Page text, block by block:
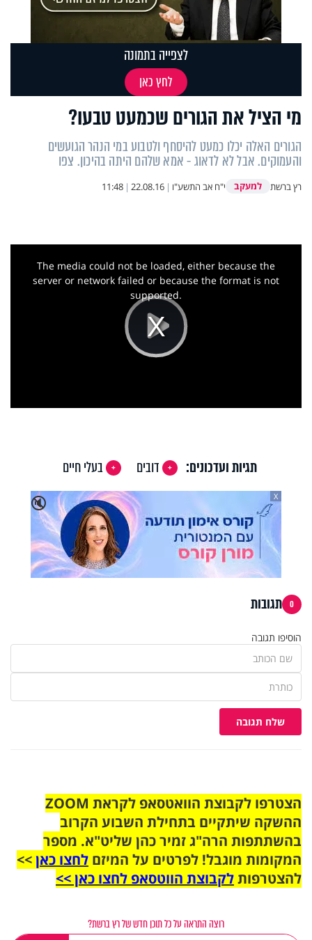
מי הציל את הגורים שכמעט טבעו?
הגורים האלה יכלו כמעט להיסחף ולטבוע במי הנהר הגועשים
והעמוקים. אבל לא לדאוג - אמא שלהם היתה בהיכון. צפו
רץ ברשת למעקב י"ח אב התשע"ו |
22.08.16
|
11:48
לצפייה בתמונה
לחץ כאן
Play
The media could not be loaded, either because the
server or network failed or because the format is not
supported.
תגיות ועדכונים: דובים
בעלי חיים
🔇
X
0 תגובות
הוסיפו תגובה
שלח תגובה
הצטרפו לקבוצת הוואטסאפ לקראת ZOOM
ההשקה שיתקיים בתחילת השבוע הקרוב
בהשתתפות הרה"ג זמיר כהן שליט"א. מספר
המקומות מוגבל! לפרטים על המיזם לחצו כאן>>
להצטרפותלקבוצת הווטסאפ לחצו כאן >>
רוצה התראה על כל תוכן חדש של רץ ברשת?